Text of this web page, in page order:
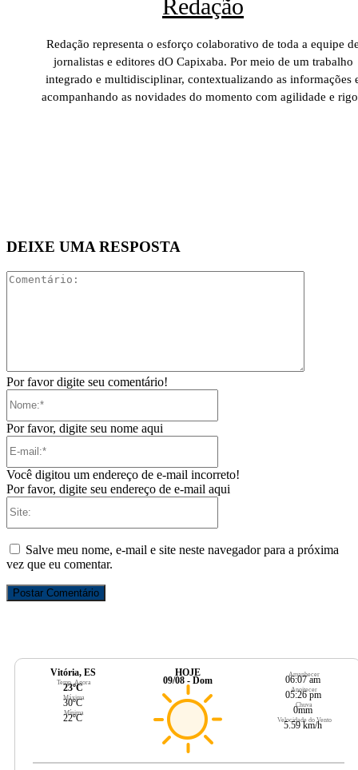
Redação
Redação representa o esforço colaborativo de toda a equipe
jornalistas e editores dO Capixaba. Por meio de um trabalho
integrado e multidisciplinar, contextualizando as informações
acompanhando as novidades do momento com agilidade e
DEIXE UMA RESPOSTA
Por favor digite seu comentário!
Por favor, digite seu nome aqui
Você digitou um endereço de e-mail incorreto!
Por favor, digite seu endereço de e-mail aqui
Salve meu nome, e-mail e site neste navegador para a próxima
vez que eu comentar.
Vitória, ES
Temp. Agora
23ºC
Máxima
30ºC
Mínima
22ºC
HOJE
09/08 - Dom
Amanhecer
06:07 am
Anoitecer
05:26 pm
Chuva
0mm
Velocidade do Vento
5.59 km/h